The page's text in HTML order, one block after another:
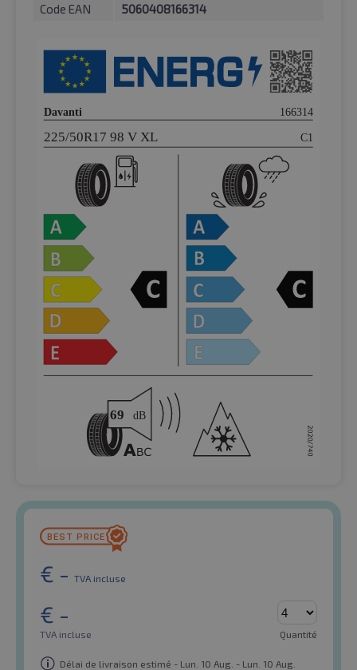
Code EAN 5060408166314
€ - TVA incluse
€ -
TVA incluse Quantité
Délai de livraison estimé - Lun. 10 Aug. - Lun. 10 Aug.